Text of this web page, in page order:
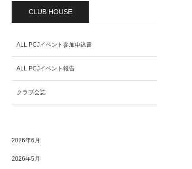
CLUB HOUSE
ALL PCJイベント参加申込書
ALL PCJイベント報告
クラブ会誌
2026年6月
2026年5月